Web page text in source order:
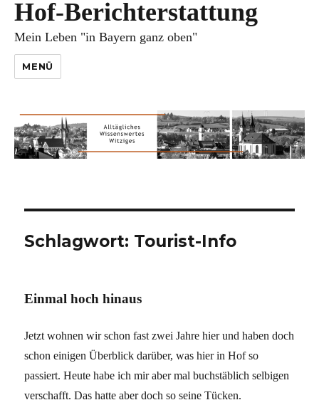
Hof-Berichterstattung
Mein Leben "in Bayern ganz oben"
MENÜ
Schlagwort: Tourist-Info
Einmal hoch hinaus
Jetzt wohnen wir schon fast zwei Jahre hier und haben doch
schon einigen Überblick darüber, was hier in Hof so
passiert. Heute habe ich mir aber mal buchstäblich selbigen
verschafft. Das hatte aber doch so seine Tücken.